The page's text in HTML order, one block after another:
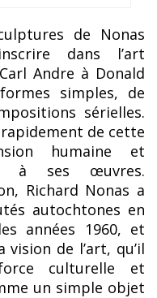
de Nonas
dans l’art
Andre à Donald
simples, de
sérielles.
de cette
humaine et
à ses œuvres.
Richard Nonas a
autochtones en
années 1960, et
de l’art, qu’il
culturelle et
un simple objet